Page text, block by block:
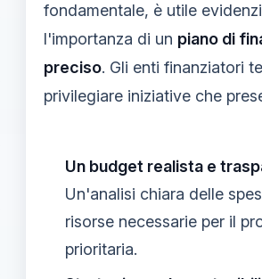
fondamentale, è utile
l'importanza di un piano di
preciso. Gli enti finanziatori
privilegiare iniziative che
Un budget realista e
Un'analisi chiara delle
risorse necessarie per il
prioritaria.